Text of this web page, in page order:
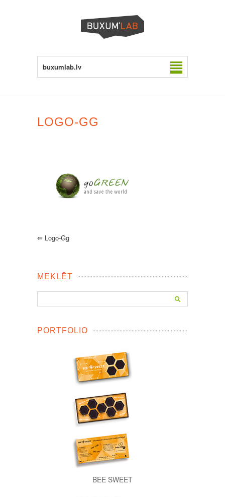
buxumlab.lv
LOGO-GG
⇐ Logo-Gg
MEKLĒT
PORTFOLIO
BEE SWEET